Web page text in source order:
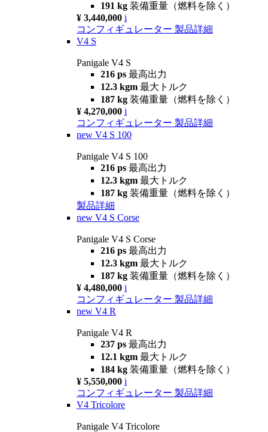
191 kg 装備重量（燃料を除く）
¥ 3,440,000 i
コンフィギュレーター 製品詳細
V4 S
Panigale V4 S
216 ps 最高出力
12.3 kgm 最大トルク
187 kg 装備重量（燃料を除く）
¥ 4,270,000 i
コンフィギュレーター 製品詳細
new V4 S 100
Panigale V4 S 100
216 ps 最高出力
12.3 kgm 最大トルク
187 kg 装備重量（燃料を除く）
製品詳細
new V4 S Corse
Panigale V4 S Corse
216 ps 最高出力
12.3 kgm 最大トルク
187 kg 装備重量（燃料を除く）
¥ 4,480,000 i
コンフィギュレーター 製品詳細
new V4 R
Panigale V4 R
237 ps 最高出力
12.1 kgm 最大トルク
184 kg 装備重量（燃料を除く）
¥ 5,550,000 i
コンフィギュレーター 製品詳細
V4 Tricolore
Panigale V4 Tricolore